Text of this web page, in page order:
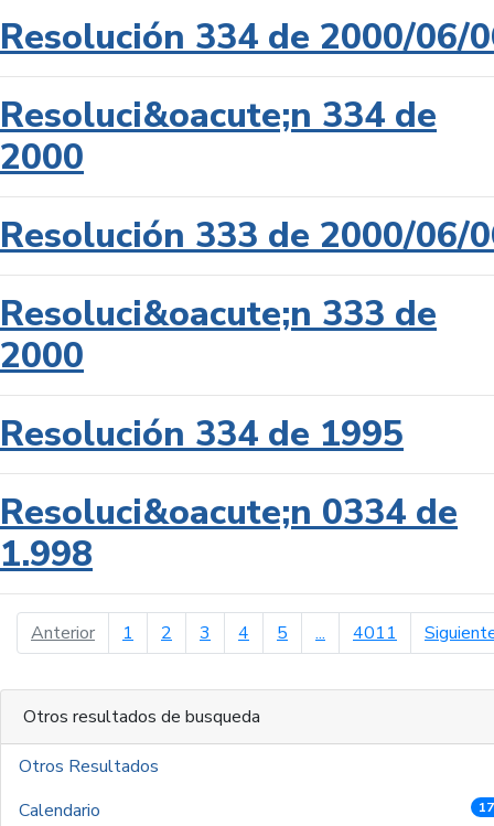
Resolución 334 de 2000/06/
Resoluci&oacute;n 334 de
2000
Resolución 333 de 2000/06/
Resoluci&oacute;n 333 de
2000
Resolución 334 de 1995
Resoluci&oacute;n 0334 de
1.998
Anteriorpágina anterior
1 2 3 4 5 ... 4011
Otros resultados de busqueda
Otros Resultados
Calendario